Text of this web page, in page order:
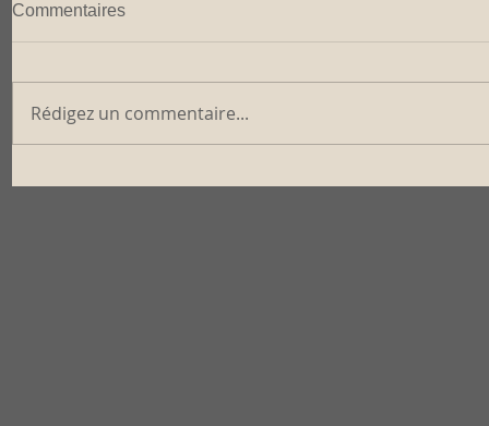
Commentaires
Rédigez un commentaire...